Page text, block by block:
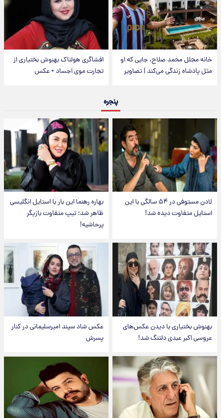
خانه مجلل محمد صلاح، جایی که او
مثل پادشاه زندگی می‌کند | تصاویر
افشاگری هولناک بهنوش بختیاری از
تجارت موی اجساد + عکس
پنجره
لادن مستوفی در ۵۴ سالگی با این
استایل متفاوت دیده شد!
بهاره رهنما این بار با استایل انگلیسی
ظاهر شد؛ تیپ متفاوت بازیگر
پرحاشیه!
بهنوش بختیاری با دیدن عکس‌های
عروسی اکبر عبدی دلتنگ شد!
عکس شاد سپند امیرسلیمانی در کنار
پسرش